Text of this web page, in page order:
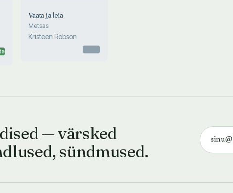
Vaata ja leia
Metsas
Kristeen Robson
— värsked
sündmused.